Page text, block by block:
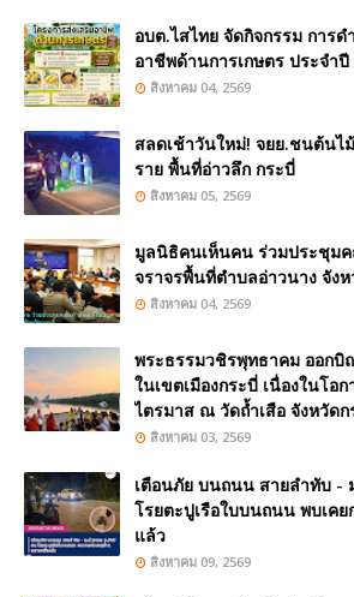
อบต.ไสไทย จัดกิจกรรม การด
อาชีพด้านการเกษตร ประจำปี
สิงหาคม 04, 2569
สลดเช้าวันใหม่! จยย.ชนต้นไ
ราย พื้นที่อ่าวลึก กระบี่
สิงหาคม 05, 2569
มูลนิธิคนเห็นคน ร่วมประชุม
จราจรพื้นที่ตำบลอ่าวนาง จัง
สิงหาคม 04, 2569
พระธรรมวชิรพุทธาคม ออก
ในเขตเมืองกระบี่ เนื่องในโอ
ไตรมาส ณ วัดถ้ำเสือ จังหวัดก
สิงหาคม 03, 2569
เตือนภัย บนถนน สายลำทับ -
โรยตะปูเรือใบบนถนน พบเค
แล้ว
สิงหาคม 09, 2569